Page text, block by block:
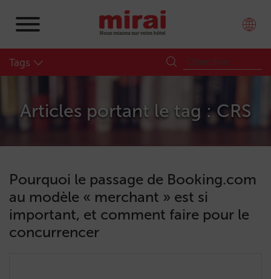
Tags
Articles portant le tag : CRS
Pourquoi le passage de Booking.com
au modèle « merchant » est si
important, et comment faire pour le
concurrencer